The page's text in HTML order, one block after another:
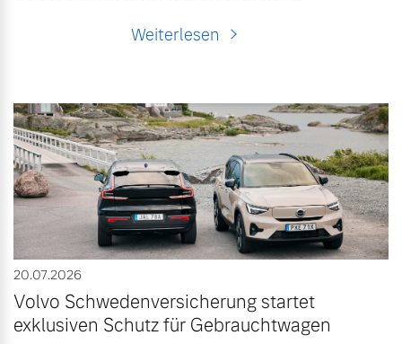
Weiterlesen
20.07.2026
Volvo Schwedenversicherung startet
exklusiven Schutz für Gebrauchtwagen